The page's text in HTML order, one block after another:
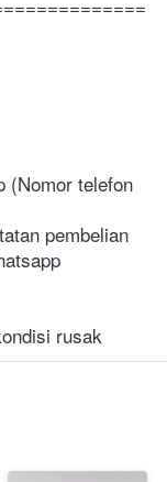
(Nomor telefon
pembelian
rusak